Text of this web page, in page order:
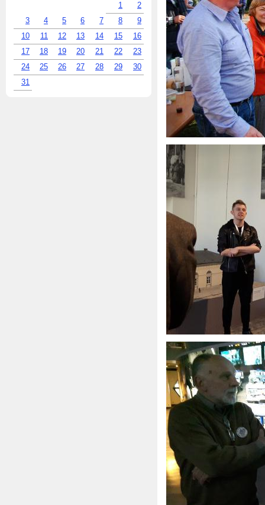
1
2
3
4 5 6 7 8
9
10
11 12 13 14 15
16
17
18 19 20 21 22
23
24
25 26 27 28 29
30
31